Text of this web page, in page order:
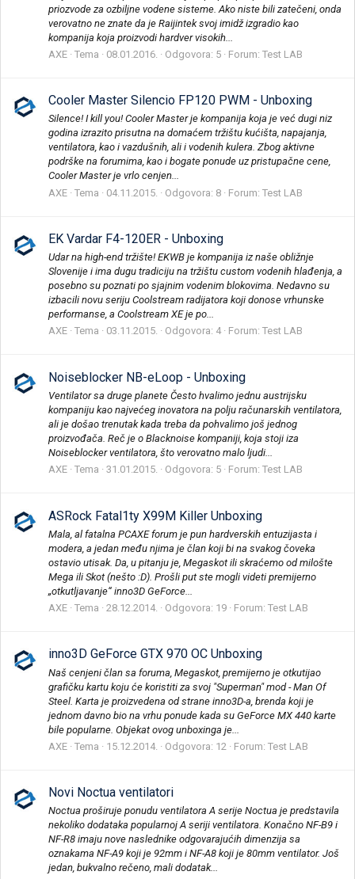
priozvode za ozbiljne vodene sisteme. Ako niste bili zatečeni, onda
verovatno ne znate da je Raijintek svoj imidž izgradio kao
kompanija koja proizvodi hardver visokih...
AXE Tema 08.01.2016. Odgovora: 5 Forum: Test LAB
Cooler Master Silencio FP120 PWM - Unboxing
Silence! I kill you! Cooler Master je kompanija koja je već dugi niz
godina izrazito prisutna na domaćem tržištu kućišta, napajanja,
ventilatora, kao i vazdušnih, ali i vodenih kulera. Zbog aktivne
podrške na forumima, kao i bogate ponude uz pristupačne cene,
Cooler Master je vrlo cenjen...
AXE Tema 04.11.2015. Odgovora: 8 Forum: Test LAB
EK Vardar F4-120ER - Unboxing
Udar na high-end tržište! EKWB je kompanija iz naše obližnje
Slovenije i ima dugu tradiciju na tržištu custom vodenih hlađenja, a
posebno su poznati po sjajnim vodenim blokovima. Nedavno su
izbacili novu seriju Coolstream radijatora koji donose vrhunske
performanse, a Coolstream XE je po...
AXE Tema 03.11.2015. Odgovora: 4 Forum: Test LAB
Noiseblocker NB-eLoop - Unboxing
Ventilator sa druge planete Često hvalimo jednu austrijsku
kompaniju kao najvećeg inovatora na polju računarskih ventilatora,
ali je došao trenutak kada treba da pohvalimo još jednog
proizvođača. Reč je o Blacknoise kompaniji, koja stoji iza
Noiseblocker ventilatora, što verovatno malo ljudi...
AXE Tema 31.01.2015. Odgovora: 5 Forum: Test LAB
ASRock Fatal1ty X99M Killer Unboxing
Mala, al fatalna PCAXE forum je pun hardverskih entuzijasta i
modera, a jedan među njima je član koji bi na svakog čoveka
ostavio utisak. Da, u pitanju je, Megaskot ili skraćemo od milošte
Mega ili Skot (nešto :D). Prošli put ste mogli videti premijerno
„otkutljavanje“ inno3D GeForce...
AXE Tema 28.12.2014. Odgovora: 19 Forum: Test LAB
inno3D GeForce GTX 970 OC Unboxing
Naš cenjeni član sa foruma, Megaskot, premijerno je otkutijao
grafičku kartu koju će koristiti za svoj "Superman" mod - Man Of
Steel. Karta je proizvedena od strane inno3D-a, brenda koji je
jednom davno bio na vrhu ponude kada su GeForce MX 440 karte
bile popularne. Objekat ovog unboxinga je...
AXE Tema 15.12.2014. Odgovora: 12 Forum: Test LAB
Novi Noctua ventilatori
Noctua proširuje ponudu ventilatora A serije Noctua je predstavila
nekoliko dodataka popularnoj A seriji ventilatora. Konačno NF-B9 i
NF-R8 imaju nove naslednike odgovarajućih dimenzija sa
oznakama NF-A9 koji je 92mm i NF-A8 koji je 80mm ventilator. Još
jedan, bukvalno rečeno, mali dodatak...